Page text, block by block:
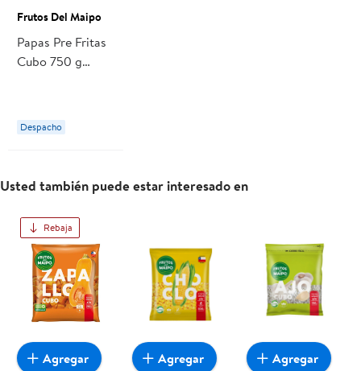
Frutos Del Maipo
Papas Pre Fritas
Cubo 750 g
Despacho
Usted también puede estar interesado en
Rebaja
Agregar Agregar Agregar